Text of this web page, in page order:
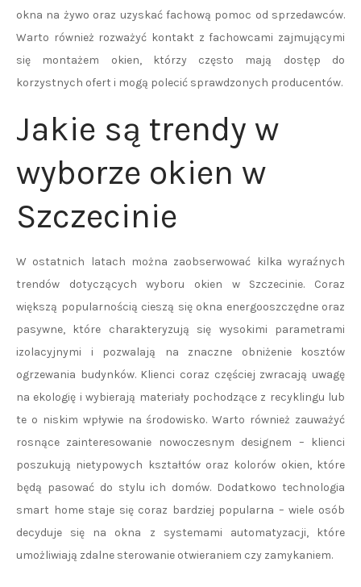
okna na żywo oraz uzyskać fachową pomoc od sprzedawców.
Warto również rozważyć kontakt z fachowcami zajmującymi
się montażem okien, którzy często mają dostęp do
korzystnych ofert i mogą polecić sprawdzonych producentów.
Jakie są trendy w
wyborze okien w
Szczecinie
W ostatnich latach można zaobserwować kilka wyraźnych
trendów dotyczących wyboru okien w Szczecinie. Coraz
większą popularnością cieszą się okna energooszczędne oraz
pasywne, które charakteryzują się wysokimi parametrami
izolacyjnymi i pozwalają na znaczne obniżenie kosztów
ogrzewania budynków. Klienci coraz częściej zwracają uwagę
na ekologię i wybierają materiały pochodzące z recyklingu lub
te o niskim wpływie na środowisko. Warto również zauważyć
rosnące zainteresowanie nowoczesnym designem – klienci
poszukują nietypowych kształtów oraz kolorów okien, które
będą pasować do stylu ich domów. Dodatkowo technologia
smart home staje się coraz bardziej popularna – wiele osób
decyduje się na okna z systemami automatyzacji, które
umożliwiają zdalne sterowanie otwieraniem czy zamykaniem.